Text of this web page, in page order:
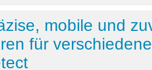
mobile und
für